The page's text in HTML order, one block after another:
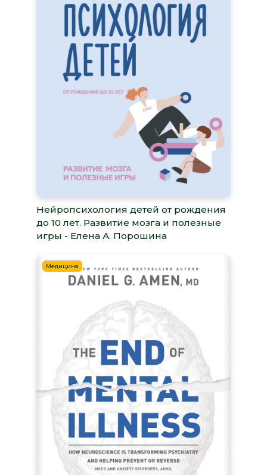
Нейропсихология детей от рождения
до 10 лет. Развитие мозга и полезные
игры - Елена А. Порошина
Медицина